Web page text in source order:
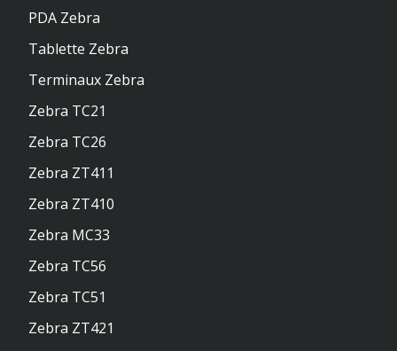
PDA Zebra
Tablette Zebra
Terminaux Zebra
Zebra TC21
Zebra TC26
Zebra ZT411
Zebra ZT410
Zebra MC33
Zebra TC56
Zebra TC51
Zebra ZT421